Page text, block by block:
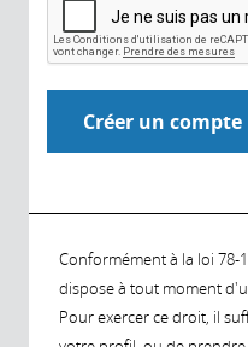
Conformément à la loi 78-
dispose à tout moment
Pour exercer ce droit, il